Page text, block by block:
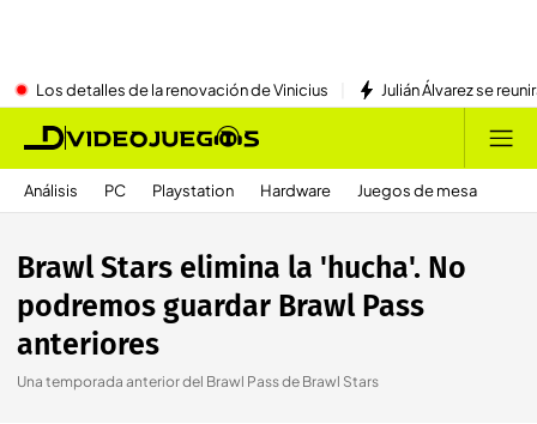
Los detalles de la renovación de Vinicius Julián Álvarez se
Análisis PC Playstation Hardware Juegos de mesa
Brawl Stars elimina la 'hucha'. No
podremos guardar Brawl Pass
anteriores
Una temporada anterior del Brawl Pass de Brawl Stars